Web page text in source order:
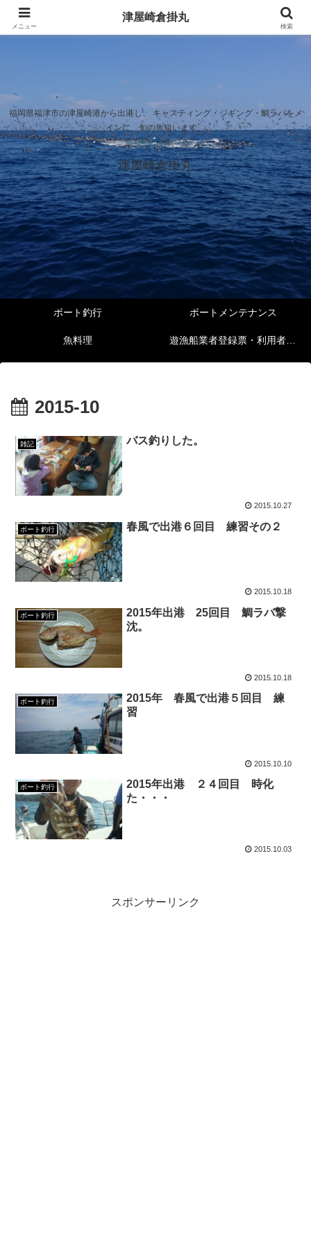
福岡県福津市の津屋崎港から出港し、 キャスティング・ジギング・鯛ラバをメ
インに、旬の魚狙います。
津屋崎倉掛丸
ボート釣行 ボートメンテナンス
魚料理 遊漁船業者登録票・利用者の安全確保等に関する情報
2015-10
雑記 バス釣りした。
2015.10.27
ボート釣行 春風で出港６回目 練習その２
2015.10.18
ボート釣行
2015年出港 25回目 鯛ラバ撃
沈。
2015.10.18
ボート釣行
2015年 春風で出港５回目 練
習
2015.10.10
ボート釣行
2015年出港 ２４回目 時化
た・・・
2015.10.03
スポンサーリンク
メニュー
津屋崎倉掛丸
検索